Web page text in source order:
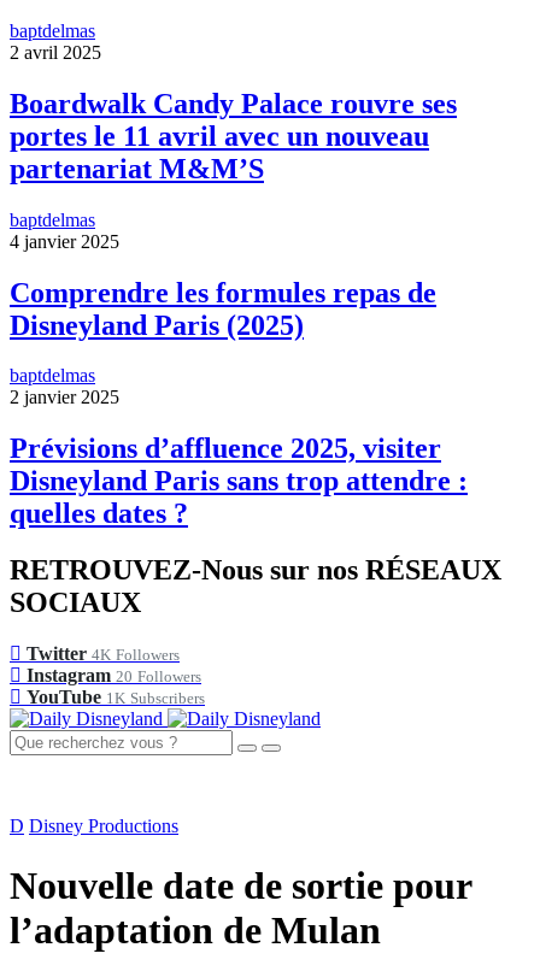
baptdelmas
2 avril 2025
Boardwalk Candy Palace rouvre ses
portes le 11 avril avec un nouveau
partenariat M&M’S
baptdelmas
4 janvier 2025
Comprendre les formules repas de
Disneyland Paris (2025)
baptdelmas
2 janvier 2025
Prévisions d’affluence 2025, visiter
Disneyland Paris sans trop attendre :
quelles dates ?
RETROUVEZ-Nous sur nos RÉSEAUX
SOCIAUX
Twitter 4K Followers
Instagram 20 Followers
YouTube 1K Subscribers
D Disney Productions
Nouvelle date de sortie pour
l’adaptation de Mulan